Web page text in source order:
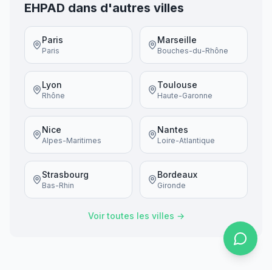
EHPAD dans d'autres villes
Paris
Paris
Marseille
Bouches-du-Rhône
Lyon
Rhône
Toulouse
Haute-Garonne
Nice
Alpes-Maritimes
Nantes
Loire-Atlantique
Strasbourg
Bas-Rhin
Bordeaux
Gironde
Voir toutes les villes →